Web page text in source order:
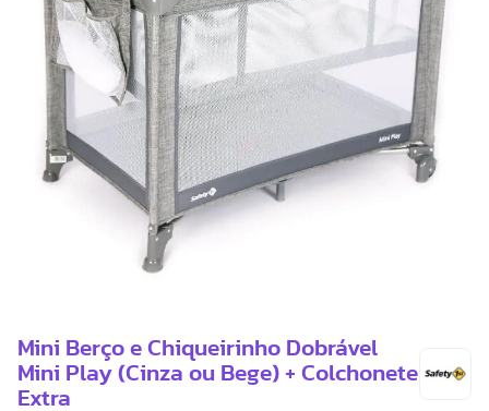
Mini Berço e Chiqueirinho Dobrável
Mini Play (Cinza ou Bege) + Colchonete
Extra